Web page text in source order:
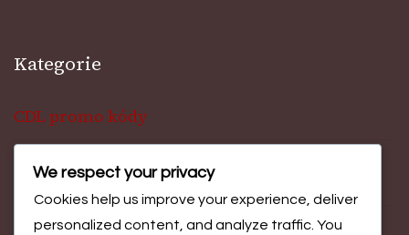
Kategorie
CDL promo kódy
Ceny za výzvu události
We respect your privacy
Cookies help us improve your experience, deliver
personalized content, and analyze traffic. You